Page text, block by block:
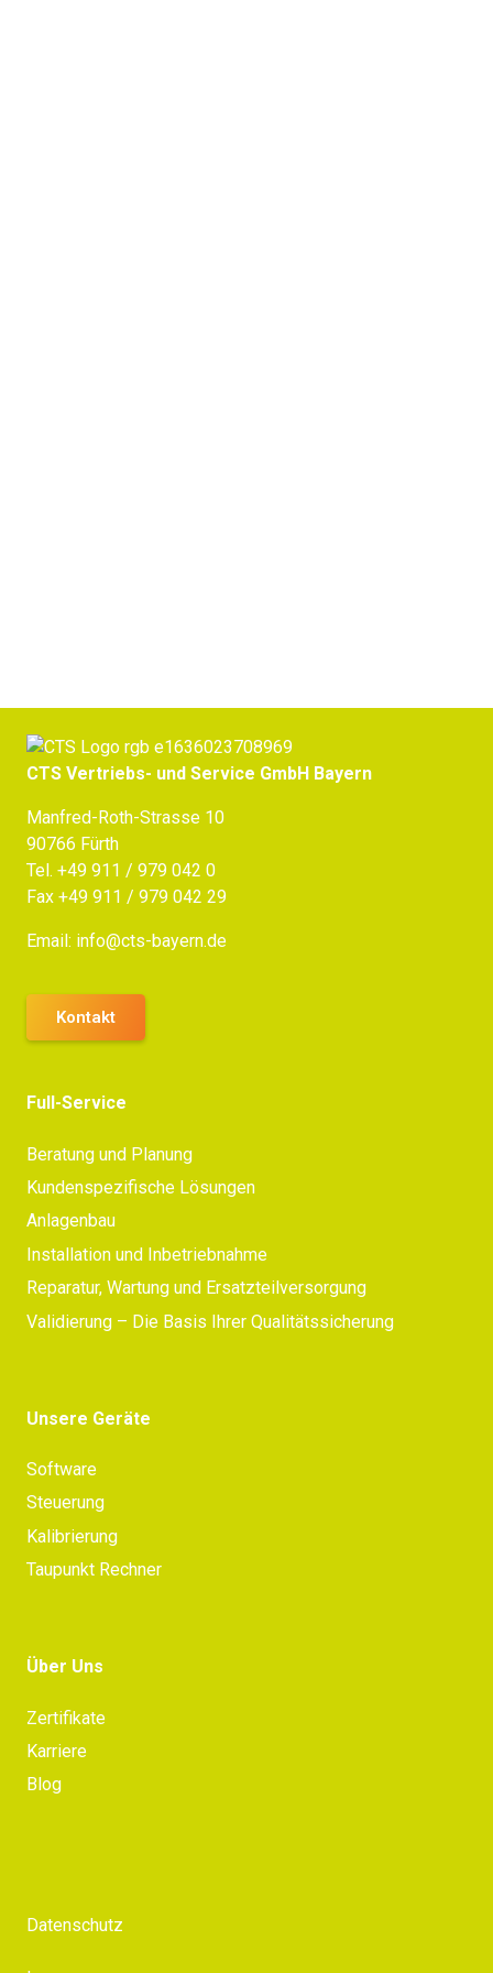
CTS Vertriebs- und Service GmbH Bayern
Manfred-Roth-Strasse 10
90766 Fürth
Tel. +49 911 / 979 042 0
Fax +49 911 / 979 042 29
Email: info@cts-bayern.de
Kontakt
Full-Service
Beratung und Planung
Kundenspezifische Lösungen
Anlagenbau
Installation und Inbetriebnahme
Reparatur, Wartung und Ersatzteilversorgung
Validierung – Die Basis Ihrer Qualitätssicherung
Unsere Geräte
Software
Steuerung
Kalibrierung
Taupunkt Rechner
Über Uns
Zertifikate
Karriere
Blog
Datenschutz